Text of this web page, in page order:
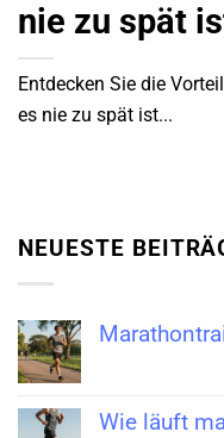
nie zu spät
Entdecken Sie die
es nie zu spät ist...
NEUESTE
Wie läuft